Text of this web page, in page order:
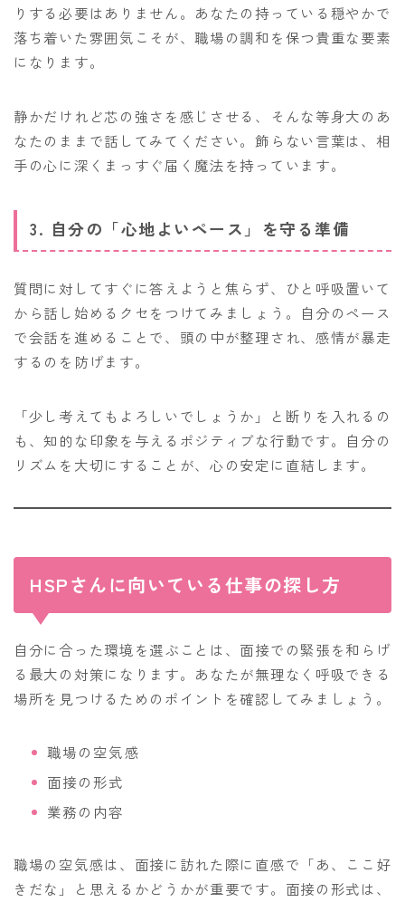
りする必要はありません。あなたの持っている穏やかで
落ち着いた雰囲気こそが、職場の調和を保つ貴重な要素
になります。
静かだけれど芯の強さを感じさせる、そんな等身大のあ
なたのままで話してみてください。飾らない言葉は、相
手の心に深くまっすぐ届く魔法を持っています。
3. 自分の「心地よいペース」を守る準備
質問に対してすぐに答えようと焦らず、ひと呼吸置いて
から話し始めるクセをつけてみましょう。自分のペース
で会話を進めることで、頭の中が整理され、感情が暴走
するのを防げます。
「少し考えてもよろしいでしょうか」と断りを入れるの
も、知的な印象を与えるポジティブな行動です。自分の
リズムを大切にすることが、心の安定に直結します。
HSPさんに向いている仕事の探し方
自分に合った環境を選ぶことは、面接での緊張を和らげ
る最大の対策になります。あなたが無理なく呼吸できる
場所を見つけるためのポイントを確認してみましょう。
職場の空気感
面接の形式
業務の内容
職場の空気感は、面接に訪れた際に直感で「あ、ここ好
きだな」と思えるかどうかが重要です。面接の形式は、